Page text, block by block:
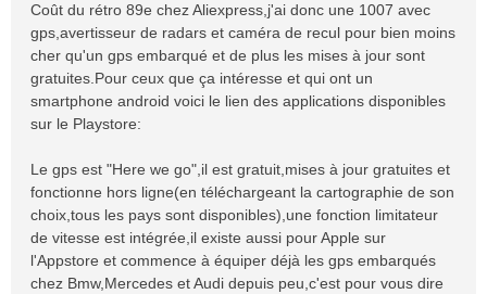
Coût du rétro 89e chez Aliexpress,j'ai donc une 1007 avec
gps,avertisseur de radars et caméra de recul pour bien moins
cher qu'un gps embarqué et de plus les mises à jour sont
gratuites.Pour ceux que ça intéresse et qui ont un
smartphone android voici le lien des applications disponibles
sur le Playstore:
Le gps est "Here we go",il est gratuit,mises à jour gratuites et
fonctionne hors ligne(en téléchargeant la cartographie de son
choix,tous les pays sont disponibles),une fonction limitateur
de vitesse est intégrée,il existe aussi pour Apple sur
l'Appstore et commence à équiper déjà les gps embarqués
chez Bmw,Mercedes et Audi depuis peu,c'est pour vous dire